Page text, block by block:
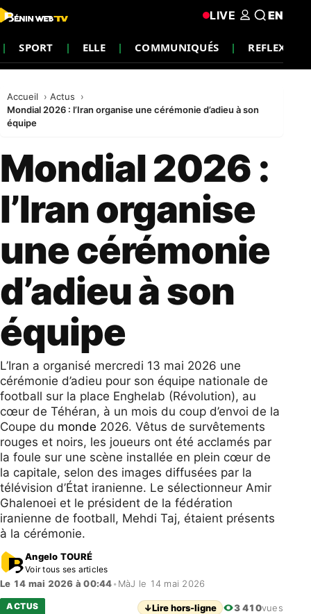
SPORT ELLE COMMUNIQUÉS REFLEXION
LIVE EN
Accueil
Actus
Mondial 2026 : l’Iran organise une cérémonie d’adieu à son
équipe
Mondial 2026 :
l’Iran organise
une cérémonie
d’adieu à son
équipe
L’Iran a organisé mercredi 13 mai 2026 une
cérémonie d’adieu pour son équipe nationale de
football sur la place Enghelab (Révolution), au
cœur de Téhéran, à un mois du coup d’envoi de la
Coupe du monde 2026. Vêtus de survêtements
rouges et noirs, les joueurs ont été acclamés par
la foule sur une scène installée en plein cœur de
la capitale, selon des images diffusées par la
télévision d’État iranienne. Le sélectionneur Amir
Ghalenoei et le président de la fédération
iranienne de football, Mehdi Taj, étaient présents
à la cérémonie.
Angelo TOURÉ
Voir tous ses articles
Le 14 mai 2026 à 00:44• MàJ le 14 mai 2026
ACTUS ↓Lire hors-ligne 3 410vues